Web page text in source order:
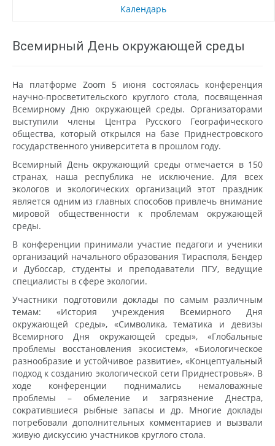
Календарь
Всемирный День окружающей среды
На платформе Zoom 5 июня состоялась конференция
научно-просветительского круглого стола, посвященная
Всемирному Дню окружающей среды. Организаторами
выступили члены Центра Русского Географического
общества, который открылся на базе Приднестровского
государственного университета в прошлом году.
Всемирный День окружающий среды отмечается в 150
странах, наша республика не исключение. Для всех
экологов и экологических организаций этот праздник
является одним из главных способов привлечь внимание
мировой общественности к проблемам окружающей
среды.
В конференции принимали участие педагоги и ученики
организаций начального образования Тирасполя, Бендер
и Дубоссар, студенты и преподаватели ПГУ, ведущие
специалисты в сфере экологии.
Участники подготовили доклады по самым различным
темам: «История учреждения Всемирного Дня
окружающей среды», «Символика, тематика и девизы
Всемирного Дня окружающей среды», «Глобальные
проблемы восстановления экосистем», «Биологическое
разнообразие и устойчивое развитие», «Концептуальный
подход к созданию экологической сети Приднестровья». В
ходе конференции поднимались немаловажные
проблемы – обмеление и загрязнение Днестра,
сократившиеся рыбные запасы и др. Многие доклады
потребовали дополнительных комментариев и вызвали
живую дискуссию участников круглого стола.